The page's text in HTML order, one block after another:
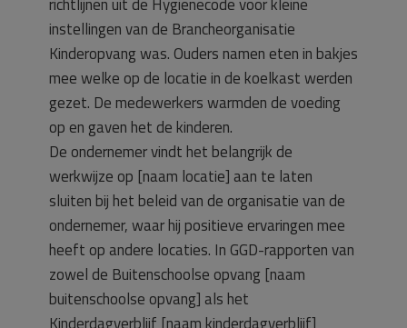
instellingen van de Brancheorganisatie
Kinderopvang was. Ouders namen eten in bakjes
mee welke op de locatie in de koelkast werden
gezet. De medewerkers warmden de voeding
op en gaven het de kinderen.
De ondernemer vindt het belangrijk de
werkwijze op [naam locatie] aan te laten
sluiten bij het beleid van de organisatie van de
ondernemer, waar hij positieve ervaringen mee
heeft op andere locaties. In GGD-rapporten van
zowel de Buitenschoolse opvang [naam
buitenschoolse opvang] als het